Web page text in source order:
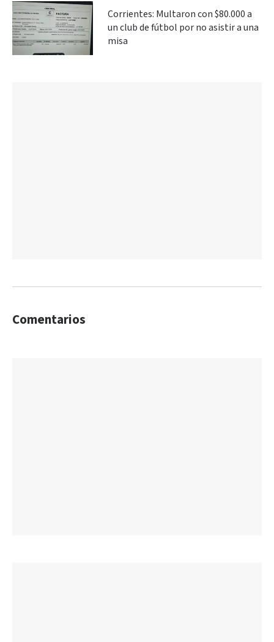
Corrientes: Multaron con $80.000 a
un club de fútbol por no asistir a una
misa
Comentarios